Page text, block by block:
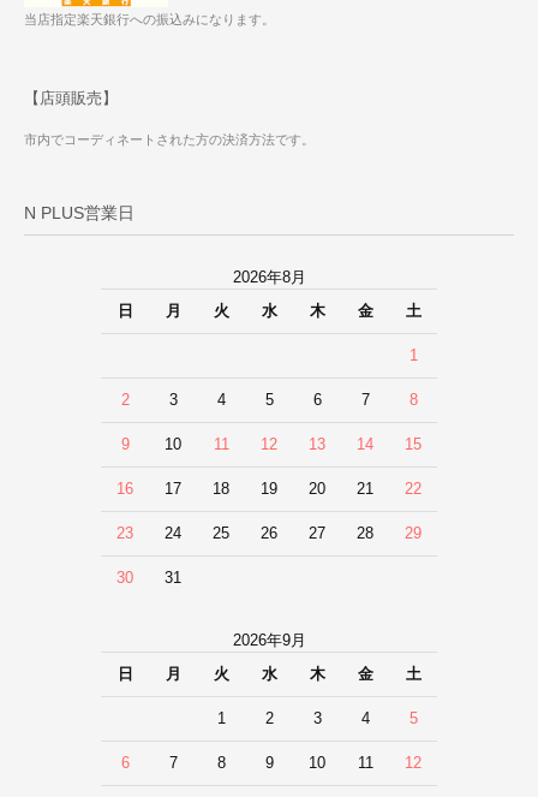
当店指定楽天銀行への振込みになります。
【店頭販売】
市内でコーディネートされた方の決済方法です。
N PLUS営業日
2026年8月
日
月 火 水 木 金 土
1
2 3 4 5 6 7 8
9 10 11 12 13 14 15
16 17 18 19 20 21 22
23 24 25 26 27 28 29
30 31
2026年9月
日
月 火 水 木 金 土
1 2 3 4 5
6 7 8 9 10 11 12